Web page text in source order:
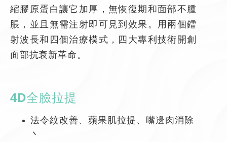
縮膠原蛋白讓它加厚，無恢復期和面部不腫
脹，並且無需注射即可見到效果。用兩個鐳
射波長和四個治療模式，四大專利技術開創
面部抗衰新革命。
4D全臉拉提
法令紋改善、蘋果肌拉提、嘴邊肉消除
丶